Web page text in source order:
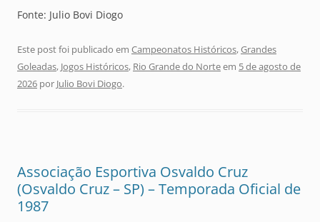
Fonte: Julio Bovi Diogo
Este post foi publicado em Campeonatos Históricos,Grandes
Goleadas, Jogos Históricos, Rio Grande do Norteem 5 de agosto de
2026 por Julio Bovi Diogo.
Associação Esportiva Osvaldo Cruz
(Osvaldo Cruz – SP) – Temporada Oficial de
1987